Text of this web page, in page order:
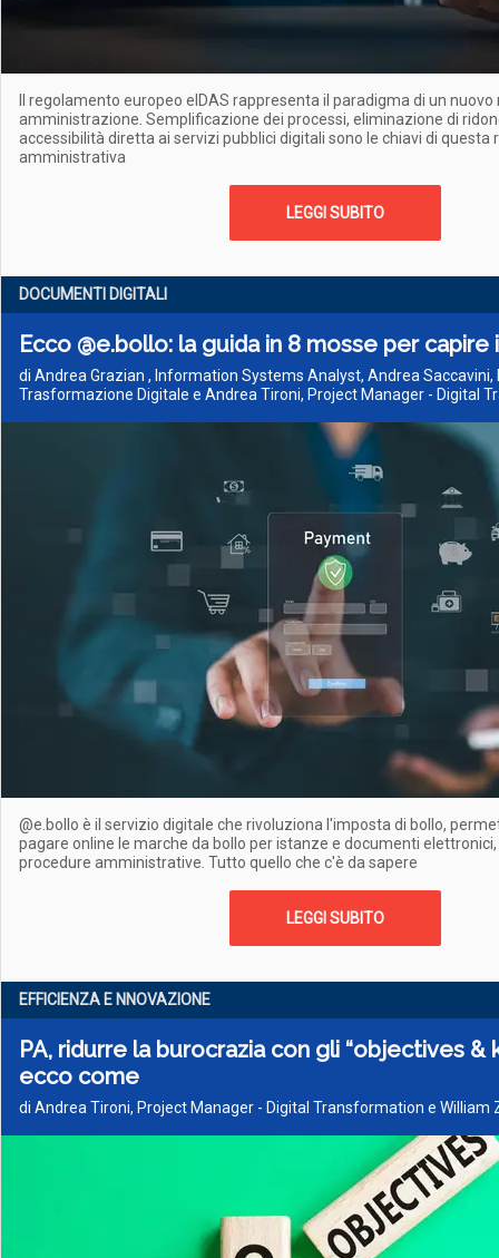
Il regolamento europeo eIDAS rappresenta il paradigma di un
amministrazione. Semplificazione dei processi, eliminazione di
accessibilità diretta ai servizi pubblici digitali sono le chiavi di questa
amministrativa
LEGGI SUBITO
DOCUMENTI DIGITALI
Ecco @e.bollo: la guida in 8 mosse per
di Andrea Grazian , Information Systems Analyst, Andrea
Trasformazione Digitale e Andrea Tironi, Project Manager - Digital
@e.bollo è il servizio digitale che rivoluziona l'imposta di bollo,
pagare online le marche da bollo per istanze e documenti
procedure amministrative. Tutto quello che c'è da sapere
LEGGI SUBITO
EFFICIENZA E NNOVAZIONE
PA, ridurre la burocrazia con gli “objectives &
ecco come
di Andrea Tironi, Project Manager - Digital Transformation e William